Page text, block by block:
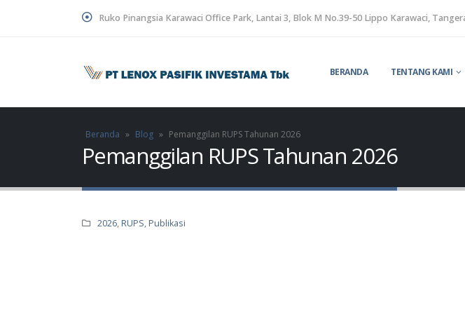
Ruko Pinangsia Karawaci Office Park, Lantai 3, Blok M No.39-50 Lippo Karawaci,
BERANDA TENTANG KAMI
Beranda » Blog » Pemanggilan RUPS Tahunan 2026
Pemanggilan RUPS Tahunan 2026
2026, RUPS, Publikasi